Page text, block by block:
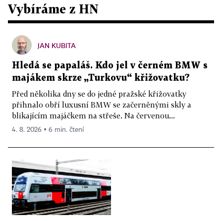
Vybíráme z HN
JAN KUBITA
Hledá se papaláš. Kdo jel v černém BMW s
majákem skrze „Turkovu“ křižovatku?
Před několika dny se do jedné pražské křižovatky
přihnalo obří luxusní BMW se začerněnými skly a
blikajícím majáčkem na střeše. Na červenou...
4. 8. 2026 ▪ 6 min. čtení